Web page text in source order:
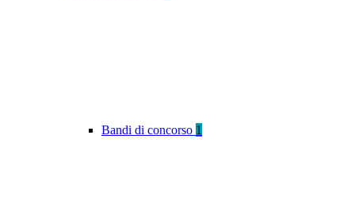
Bandi di concorso 1